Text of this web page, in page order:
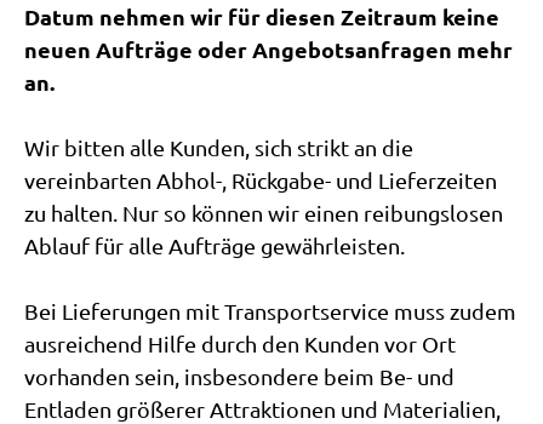
Datum nehmen wir für diesen Zeitraum keine
neuen Aufträge oder Angebotsanfragen mehr
an.
Wir bitten alle Kunden, sich strikt an die
vereinbarten Abhol-, Rückgabe- und Lieferzeiten
zu halten. Nur so können wir einen reibungslosen
Ablauf für alle Aufträge gewährleisten.
Bei Lieferungen mit Transportservice muss zudem
ausreichend Hilfe durch den Kunden vor Ort
vorhanden sein, insbesondere beim Be- und
Entladen größerer Attraktionen und Materialien,